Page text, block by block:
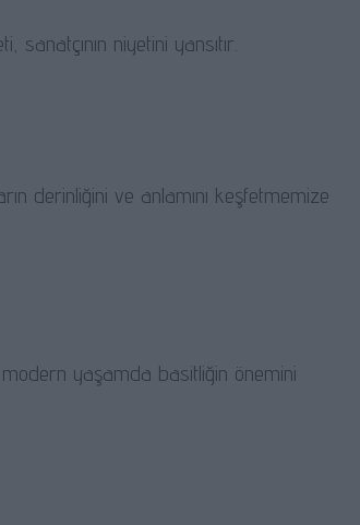
niyetini yansıtır.
derinliğini ve anlamını keşfetmemize
yaşamda basitliğin önemini